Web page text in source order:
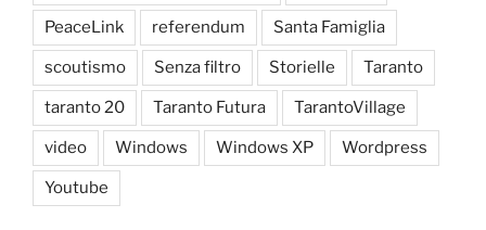
PeaceLink referendum Santa Famiglia
scoutismo Senza filtro Storielle Taranto
taranto 20 Taranto Futura TarantoVillage
video Windows Windows XP Wordpress
Youtube